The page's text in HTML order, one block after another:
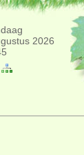
2026